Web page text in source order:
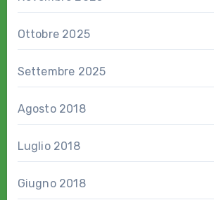
Ottobre 2025
Settembre 2025
Agosto 2018
Luglio 2018
Giugno 2018